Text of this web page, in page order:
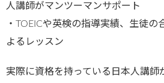
人講師がマンツーマンサポート
・TOEICや英検の指導実績、生徒の
よるレッスン
実際に資格を持っている日本人講師